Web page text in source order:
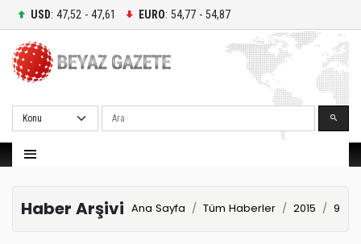
USD: 47,52 - 47,61 EURO: 54,77 - 54,87
Ara
Haber Arşivi Ana Sayfa Tüm Haberler 2015 9